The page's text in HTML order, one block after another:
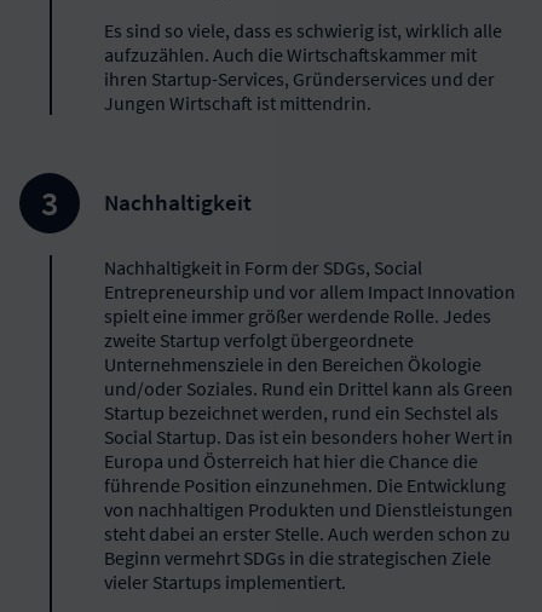
Es sind so viele, dass es schwierig ist, wirklich alle
aufzuzählen. Auch die Wirtschaftskammer mit
ihren Startup-Services, Gründerservices und der
Jungen Wirtschaft ist mittendrin.
Nachhaltigkeit
Nachhaltigkeit in Form der SDGs, Social
Entrepreneurship und vor allem Impact Innovation
spielt eine immer größer werdende Rolle. Jedes
zweite Startup verfolgt übergeordnete
Unternehmensziele in den Bereichen Ökologie
und/oder Soziales. Rund ein Drittel kann als Green
Startup bezeichnet werden, rund ein Sechstel als
Social Startup. Das ist ein besonders hoher Wert in
Europa und Österreich hat hier die Chance die
führende Position einzunehmen. Die Entwicklung
von nachhaltigen Produkten und Dienstleistungen
steht dabei an erster Stelle. Auch werden schon zu
Beginn vermehrt SDGs in die strategischen Ziele
vieler Startups implementiert.